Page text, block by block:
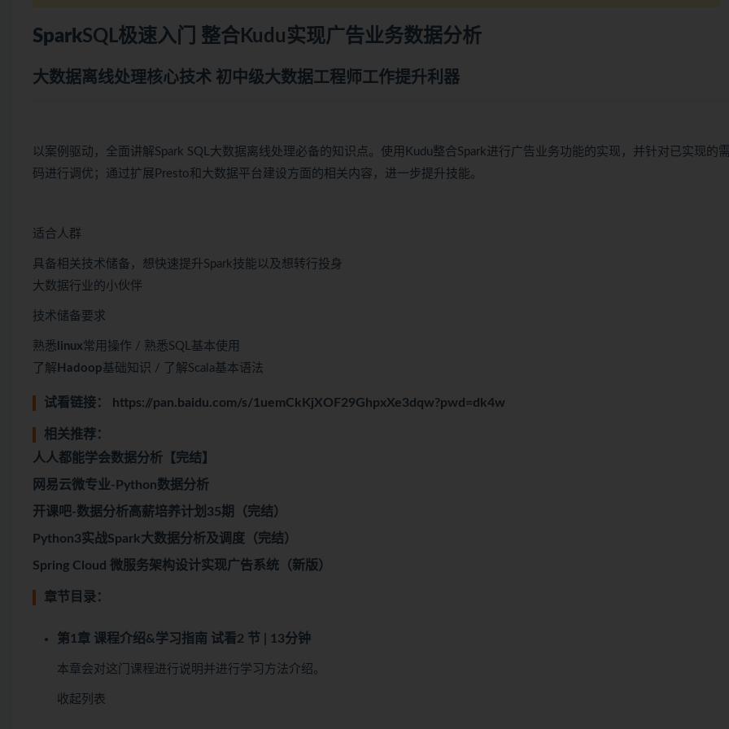
SparkSQL极速入门 整合Kudu实现广告业务数据分析
大数据离线处理核心技术 初中级大数据工程师工作提升利器
以案例驱动，全面讲解Spark SQL大数据离线处理必备的知识点。使用Kudu整合Spark进行广告业务功能的实现，并针对已实现的
码进行调优；通过扩展Presto和大数据平台建设方面的相关内容，进一步提升技能。
适合人群
具备相关技术储备，想快速提升Spark技能以及想转行投身
大数据行业的小伙伴
技术储备要求
熟悉 linux常用操作 / 熟悉SQL基本使用
了解 Hadoop基础知识 / 了解Scala基本语法
试看链接： https://pan.baidu.com/s/1uemCkKjXOF29GhpxXe3dqw?pwd=dk4w
相关推荐：
人人都能学会数据分析【完结】
网易云微专业-Python数据分析
开课吧-数据分析高薪培养计划35期（完结）
Python3实战Spark大数据分析及调度（完结）
Spring Cloud 微服务架构设计实现广告系统（新版）
章节目录：
第1章 课程介绍&学习指南 试看2 节 | 13分钟
本章会对这门课程进行说明并进行学习方法介绍。
收起列表